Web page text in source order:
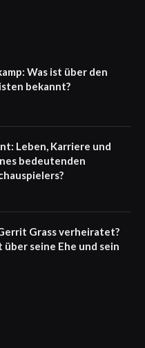
Was ist über den
bekannt?
Leben, Karriere und
bedeutenden
Grass verheiratet?
seine Ehe und sein